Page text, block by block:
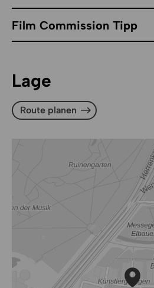
Film Commission Tipp
Lage
Route planen